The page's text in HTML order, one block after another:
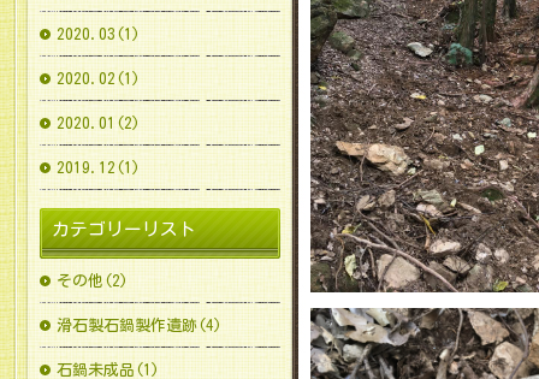
2020.03(1)
2020.02(1)
2020.01(2)
2019.12(1)
カテゴリーリスト
その他(2)
滑石製石鍋製作遺跡(4)
石鍋未成品(1)